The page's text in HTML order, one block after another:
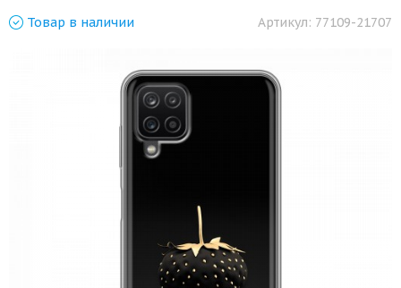
Товар в наличии Артикул: 77109-21707